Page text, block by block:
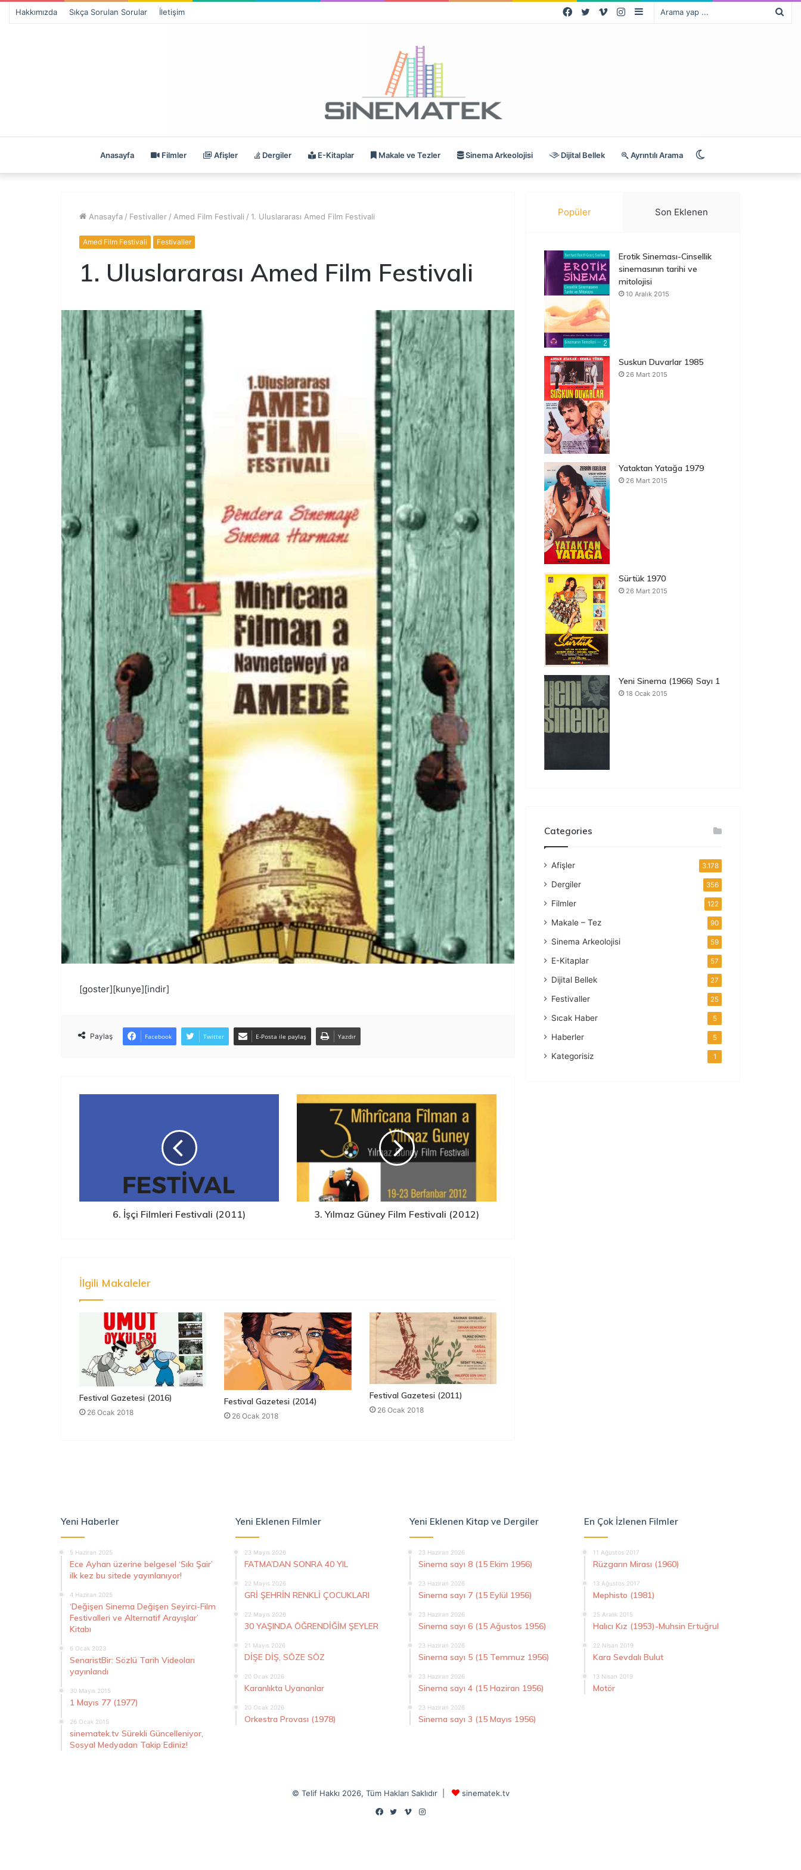
Hakkımızda Sıkça Sorulan Sorular İletişim
Kenar
Instagram
Vimeo
Twitter
Facebook
Anasayfa Filmler Afişler Dergiler E-Kitaplar Makale ve Tezler Sinema Arkeolojisi Dijital Bellek Ayrıntılı Arama
Anasayfa / Festivaller / Amed Film Festivali / 1. Uluslararası Amed Film Festivali
Amed Film Festivali Festivaller
1. Uluslararası Amed Film Festivali
[goster][kunye][indir]
Paylaş Facebook Twitter E-Posta ile paylaş Yazdır
6. İşçi Filmleri Festivali (2011) 3. Yılmaz Güney Film Festivali (2012)
İlgili Makaleler
Festival Gazetesi (2016)
26 Ocak 2018
Festival Gazetesi (2014)
26 Ocak 2018
Festival Gazetesi (2011)
26 Ocak 2018
Popüler Son Eklenen
Erotik Sineması-Cinsellik
sinemasının tarihi ve
mitolojisi
10 Aralık 2015
Suskun Duvarlar 1985
26 Mart 2015
Yataktan Yatağa 1979
26 Mart 2015
Sürtük 1970
26 Mart 2015
Yeni Sinema (1966) Sayı 1
18 Ocak 2015
Categories
Afişler 3.178
Dergiler 356
Filmler 122
Makale – Tez 90
Sinema Arkeolojisi 59
E-Kitaplar 57
Dijital Bellek 27
Festivaller 25
Sıcak Haber 5
Haberler 5
Kategorisiz 1
Yeni Haberler
5 Haziran 2025
Ece Ayhan üzerine belgesel ‘Sıkı Şair’
ilk kez bu sitede yayınlanıyor!
4 Haziran 2025
‘Değişen Sinema Değişen Seyirci-Film
Festivalleri ve Alternatif Arayışlar’
Kitabı
6 Ocak 2023
SenaristBir: Sözlü Tarih Videoları
yayınlandı
30 Mayıs 2015
1 Mayıs 77 (1977)
26 Ocak 2015
sinematek.tv Sürekli Güncelleniyor,
Sosyal Medyadan Takip Ediniz!
Yeni Eklenen Filmler
23 Mayıs 2026
FATMA’DAN SONRA 40 YIL
22 Mayıs 2026
GRİ ŞEHRİN RENKLİ ÇOCUKLARI
22 Mayıs 2026
30 YAŞINDA ÖĞRENDİĞİM ŞEYLER
21 Mayıs 2026
DİŞE DİŞ, SÖZE SÖZ
20 Ocak 2026
Karanlıkta Uyananlar
20 Ocak 2026
Orkestra Provası (1978)
Yeni Eklenen Kitap ve Dergiler
23 Haziran 2026
Sinema sayı 8 (15 Ekim 1956)
23 Haziran 2026
Sinema sayı 7 (15 Eylül 1956)
23 Haziran 2026
Sinema sayı 6 (15 Ağustos 1956)
23 Haziran 2026
Sinema sayı 5 (15 Temmuz 1956)
23 Haziran 2026
Sinema sayı 4 (15 Haziran 1956)
23 Haziran 2026
Sinema sayı 3 (15 Mayıs 1956)
En Çok İzlenen Filmler
11 Ağustos 2017
Rüzgarın Mirası (1960)
13 Ağustos 2017
Mephisto (1981)
25 Aralık 2015
Halıcı Kız (1953)-Muhsin Ertuğrul
22 Nisan 2019
Kara Sevdalı Bulut
13 Nisan 2019
Motör
© Telif Hakkı 2026, Tüm Hakları Saklıdır |
sinematek.tv
Facebook
Twitter
VimeoInstagram